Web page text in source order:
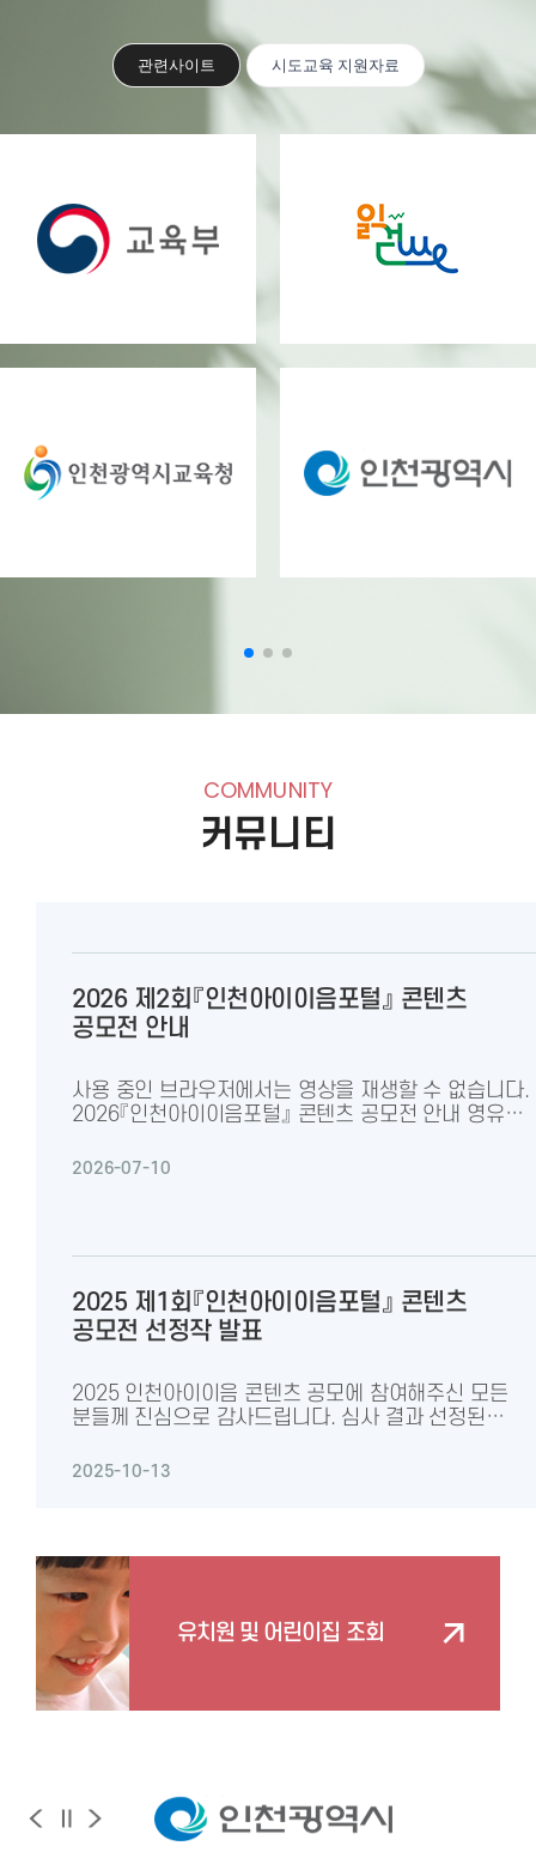
관련사이트 시도교육 지원자료
COMMUNITY
커뮤니티
2026 제2회『인천아이이음포털』 콘텐츠
공모전 안내
사용 중인 브라우저에서는 영상을 재생할 수 없습니다.
2026『인천아이이음포털』 콘텐츠 공모전 안내 영유아
발굴 및 공유를 위하여 「2026 인천아이이음포털
공모전 나. 공모 기간: 2026. 8. 28.(금) ~ 9. 4.(금)
교직원, 영유아 학부모 라. 공모 주제 및 자료 형식(※
공모 관련 세부 내용은 [붙임파일-2026
2026-07-10
2025 제1회『인천아이이음포털』 콘텐츠
공모전 선정작 발표
2025 인천아이이음 콘텐츠 공모에 참여해주신 모든
분들께 진심으로 감사드립니다. 심사 결과 선정된
축하의 말씀을 드립니다. 수상 작품명 부문 참가자명
우수 네모의꿈-박스로바라본놀이세상 놀이에서 배움을
찾다 김○○ 우수 띠익 지하철놀이의종점입니다
(STEAM특색놀이) 우리반 특색 활동 박○○ 외 1명
우수 맨홀에 낙서한 범인은 누구일까 놀이에서 배움을
찾다 최○○ 장려 그림책과 함께하는 지구 지킴이
프로젝트 우리반 특색 활동 최○○ 외 2명 장려
내가키운벼콩덕에살맛나요 우리반 특색 활동 김○○
도담도담, 00나무반이 만들어가는 찜질방 놀이 이야기
우리반 특색 활동 이○○ 장려 동화 나누기, 희망
곱하기 놀이에서 배움을 찾다 박○○ 장려 '마음 부자
2025-10-13
유치원 및 어린이집 조회